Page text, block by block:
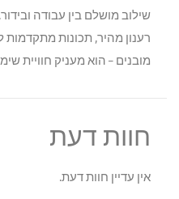
שילוב מושלם בין עבודה
רענון מהיר, תכונות מתקדמות
מובנים – הוא מעניק חוויית
חוות דעת
אין עדיין חוות דעת.